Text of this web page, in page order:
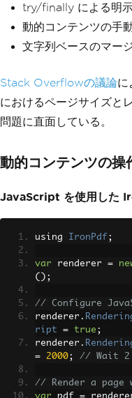
y: Arial, sans-
h1 { color:
4; }
.invoice-
px; }
<h1>Invoice
</h1>
+
DateTime. Now.
</
invoice-header");
// Generate
await page.
new
PdfOptions
Format
=
try/finally による明
動的コンテンツの手
文字列ベースのマー
Stack Overflowの議論に
におけるページサイズと
問題に直面している。
動的コンテンツの操
JavaScript を使用した
using IronPdf ;
var renderer =
();
// Configure
renderer .
ript
= true ;
renderer .
=
2000; // Wait 2
// Render a page